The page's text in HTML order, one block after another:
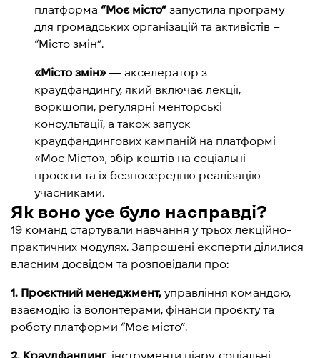
платформа“Моє місто” запустила програму
для громадських організацій та активістів –
“Місто змін”.
«Місто змін»— акселератор з
краудфандингу, який включає лекції,
воркшопи, регулярні менторські
консультації, а також запуск
краудфандингових кампаній на платформі
«Моє Місто», збір коштів на соціальні
проєкти та їх безпосередню реалізацію
учасниками.
Як воно усе було насправді?
19 команд стартували навчання у трьох лекційно-
практичних модулях. Запрошені експерти ділилися
власним досвідом та розповідали про:
1. Проєктний менеджмент, управління командою,
взаємодію із волонтерами, фінанси проєкту та
роботу платформи “Моє місто”.